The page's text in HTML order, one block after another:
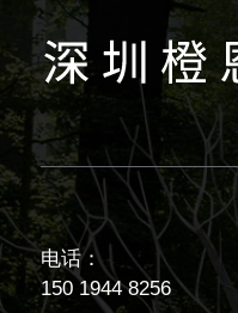
电话：
150 1944 8256